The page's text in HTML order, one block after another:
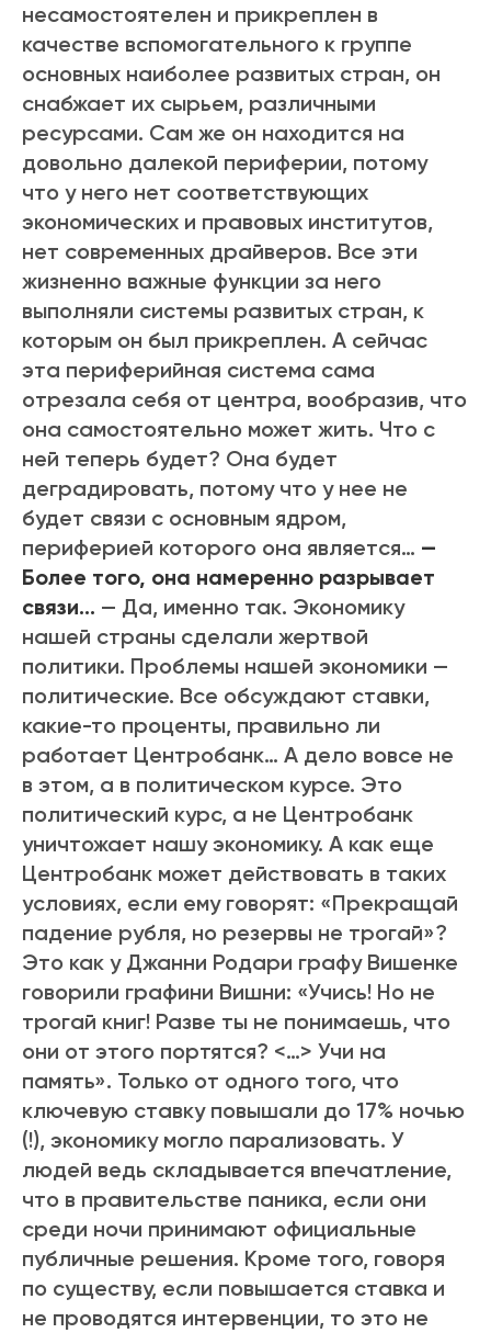
несамостоятелен и прикреплен в
качестве вспомогательного к группе
основных наиболее развитых стран, он
снабжает их сырьем, различными
ресурсами. Сам же он находится на
довольно далекой периферии, потому
что у него нет соответствующих
экономических и правовых институтов,
нет современных драйверов. Все эти
жизненно важные функции за него
выполняли системы развитых стран, к
которым он был прикреплен. А сейчас
эта периферийная система сама
отрезала себя от центра, вообразив, что
она самостоятельно может жить. Что с
ней теперь будет? Она будет
деградировать, потому что у нее не
будет связи с основным ядром,
периферией которого она является… —
Более того, она намеренно разрывает
связи… — Да, именно так. Экономику
нашей страны сделали жертвой
политики. Проблемы нашей экономики —
политические. Все обсуждают ставки,
какие-то проценты, правильно ли
работает Центробанк… А дело вовсе не
в этом, а в политическом курсе. Это
политический курс, а не Центробанк
уничтожает нашу экономику. А как еще
Центробанк может действовать в таких
условиях, если ему говорят: «Прекращай
падение рубля, но резервы не трогай»?
Это как у Джанни Родари графу Вишенке
говорили графини Вишни: «Учись! Но не
трогай книг! Разве ты не понимаешь, что
они от этого портятся? <…> Учи на
память». Только от одного того, что
ключевую ставку повышали до 17% ночью
(!), экономику могло парализовать. У
людей ведь складывается впечатление,
что в правительстве паника, если они
среди ночи принимают официальные
публичные решения. Кроме того, говоря
по существу, если повышается ставка и
не проводятся интервенции, то это не